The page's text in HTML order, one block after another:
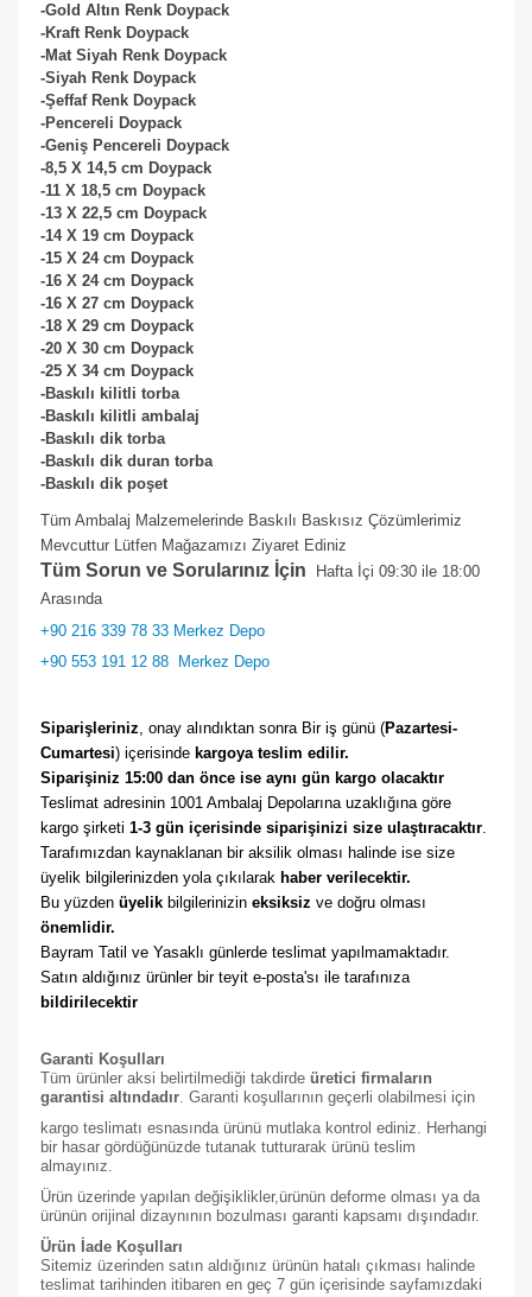
-Gold Altın Renk Doypack
-Kraft Renk Doypack
-Mat Siyah Renk Doypack
-Siyah Renk Doypack
-Şeffaf Renk Doypack
-Pencereli Doypack
-Geniş Pencereli Doypack
-8,5 X 14,5 cm Doypack
-11 X 18,5 cm Doypack
-13 X 22,5 cm Doypack
-14 X 19 cm Doypack
-15 X 24 cm Doypack
-16 X 24 cm Doypack
-16 X 27 cm Doypack
-18 X 29 cm Doypack
-20 X 30 cm Doypack
-25 X 34 cm Doypack
-Baskılı kilitli torba
-Baskılı kilitli ambalaj
-Baskılı dik torba
-Baskılı dik duran torba
-Baskılı dik poşet
Tüm Ambalaj Malzemelerinde Baskılı Baskısız Çözümlerimiz
Mevcuttur Lütfen Mağazamızı Ziyaret Ediniz
Tüm Sorun ve Sorularınız İçin Hafta İçi 09:30 ile 18:00
Arasında
+90 216 339 78 33 Merkez Depo
+90 553 191 12 88 Merkez Depo
Siparişleriniz, onay alındıktan sonra Bir iş günü (Pazartesi-
Cumartesi) içerisinde kargoya teslim edilir.
Siparişiniz 15:00 dan önce ise aynı gün kargo olacaktır
Teslimat adresinin 1001 Ambalaj Depolarına uzaklığına göre
kargo şirketi 1-3 gün içerisinde siparişinizi size ulaştıracaktır.
Tarafımızdan kaynaklanan bir aksilik olması halinde ise size
üyelik bilgilerinizden yola çıkılarak haber verilecektir.
Bu yüzden üyelik bilgilerinizin eksiksiz
önemlidir.
Bayram Tatil ve Yasaklı günlerde teslimat yapılmamaktadır.
Satın aldığınız ürünler bir teyit e-posta'sı ile tarafınıza
bildirilecektir
Garanti Koşulları
Tüm ürünler aksi belirtilmediği takdirde üretici firmaların
garantisi altındadır. Garanti koşullarının geçerli olabilmesi için
kargo teslimatı esnasında ürünü mutlaka kontrol ediniz. Herhangi
bir hasar gördüğünüzde tutanak tutturarak ürünü teslim
almayınız.
Ürün üzerinde yapılan değişiklikler,ürünün deforme olması ya da
ürünün orijinal dizaynının bozulması garanti kapsamı dışındadır.
Ürün İade Koşulları
Sitemiz üzerinden satın aldığınız ürünün hatalı çıkması halinde
teslimat tarihinden itibaren en geç 7 gün içerisinde sayfamızdaki